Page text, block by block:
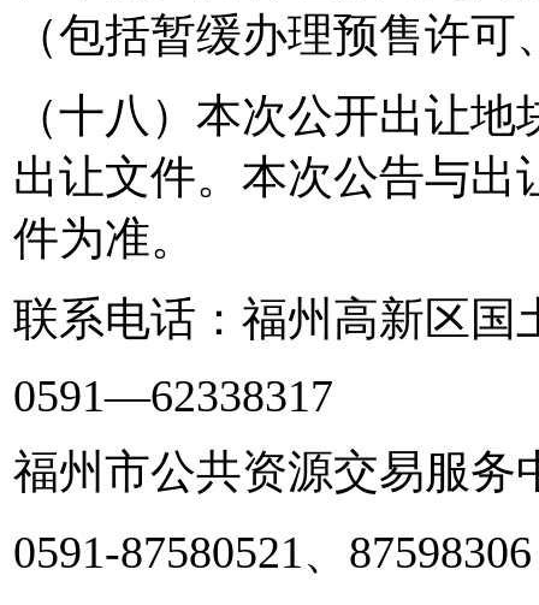
（包括暂缓办理预售许
（十八）本次公开出让
出让文件。本次公告与出
件为准。
联系电话：福州高新区国
0591—62338317
福州市公共资源交易服务
0591-87580521、87598306